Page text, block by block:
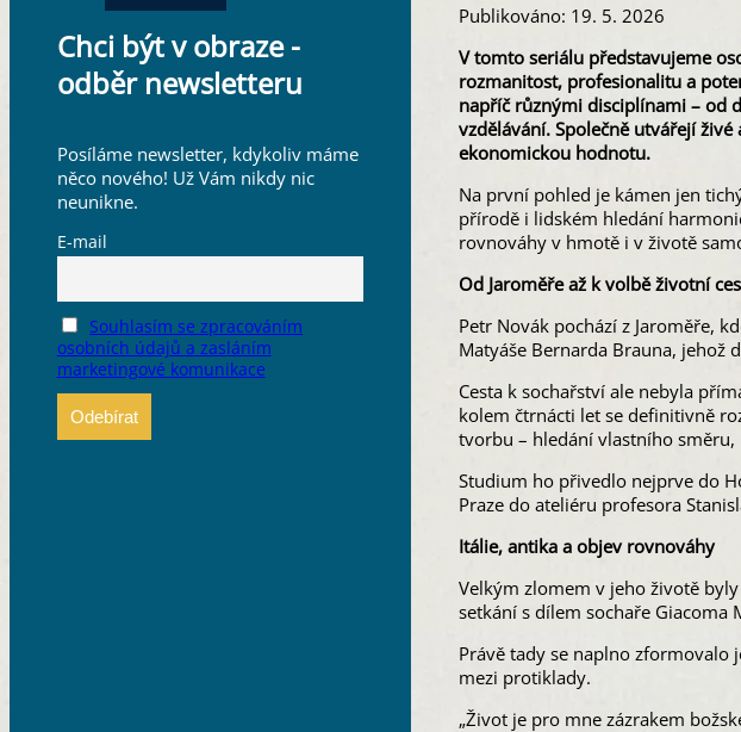
Chci být v obraze -
odběr newsletteru
Posíláme newsletter, kdykoliv máme
něco nového! Už Vám nikdy nic
neunikne.
E-mail
Souhlasím se zpracováním
osobních údajů a zasláním
marketingové komunikace
Publikováno: 19. 5. 2026
V tomto seriálu představujeme
rozmanitost, profesionalitu a
napříč různými disciplínami – od
vzdělávání. Společně utvářejí
ekonomickou hodnotu.
Na první pohled je kámen jen
přírodě i lidském hledání
rovnováhy v hmotě i v životě
Od Jaroměře až k volbě životní
Petr Novák pochází z Jaroměře,
Matyáše Bernarda Brauna,
Cesta k sochařství ale nebyla
kolem čtrnácti let se definitivně
tvorbu – hledání vlastního
Studium ho přivedlo nejprve do
Praze do ateliéru profesora
Itálie, antika a objev rovnováhy
Velkým zlomem v jeho životě
setkání s dílem sochaře
Právě tady se naplno zformovalo
mezi protiklady.
„Život je pro mne zázrakem